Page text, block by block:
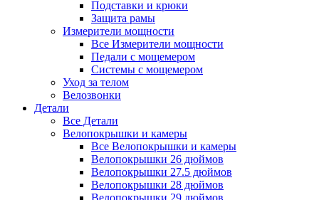
Подставки и крюки
Защита рамы
Измерители мощности
Все Измерители мощности
Педали с мощемером
Системы с мощемером
Уход за телом
Велозвонки
Детали
Все Детали
Велопокрышки и камеры
Все Велопокрышки и камеры
Велопокрышки 26 дюймов
Велопокрышки 27.5 дюймов
Велопокрышки 28 дюймов
Велопокрышки 29 дюймов